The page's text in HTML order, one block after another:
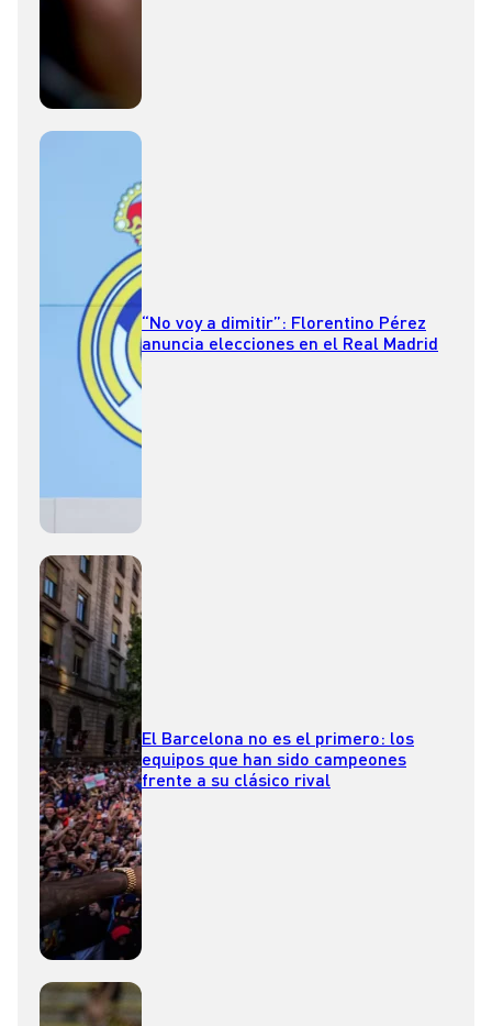
“No voy a dimitir”: Florentino Pérez
anuncia elecciones en el Real Madrid
El Barcelona no es el primero: los
equipos que han sido campeones
frente a su clásico rival